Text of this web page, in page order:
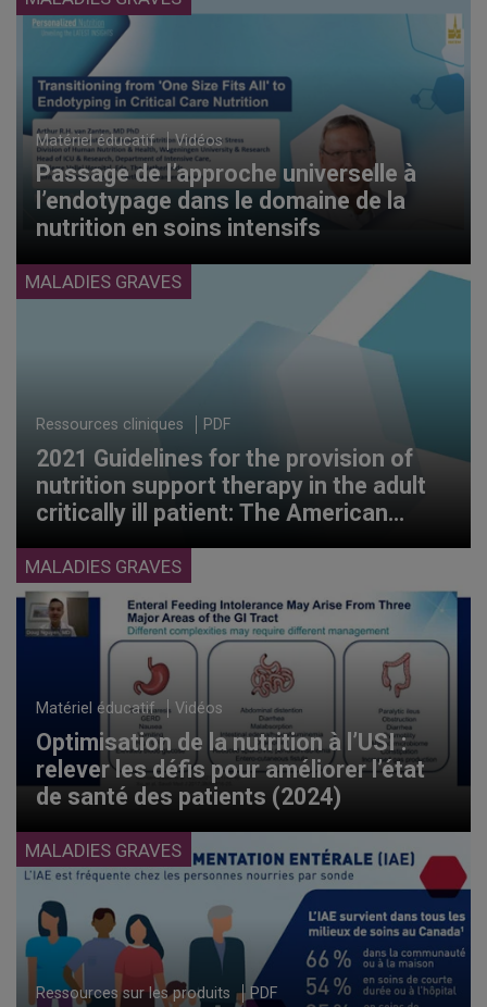
Matériel éducatif Vidéos
Passage de l’approche universelle à
l’endotypage dans le domaine de la
nutrition en soins intensifs
MALADIES GRAVES
Ressources cliniques PDF
2021 Guidelines for the provision of
nutrition support therapy in the adult
critically ill patient: The American
Nutrition (ASPEN)
MALADIES GRAVES
Matériel éducatif Vidéos
Optimisation de la nutrition à l’USI :
relever les défis pour améliorer l’état
de santé des patients (2024)
MALADIES GRAVES
Ressources sur les produits PDF